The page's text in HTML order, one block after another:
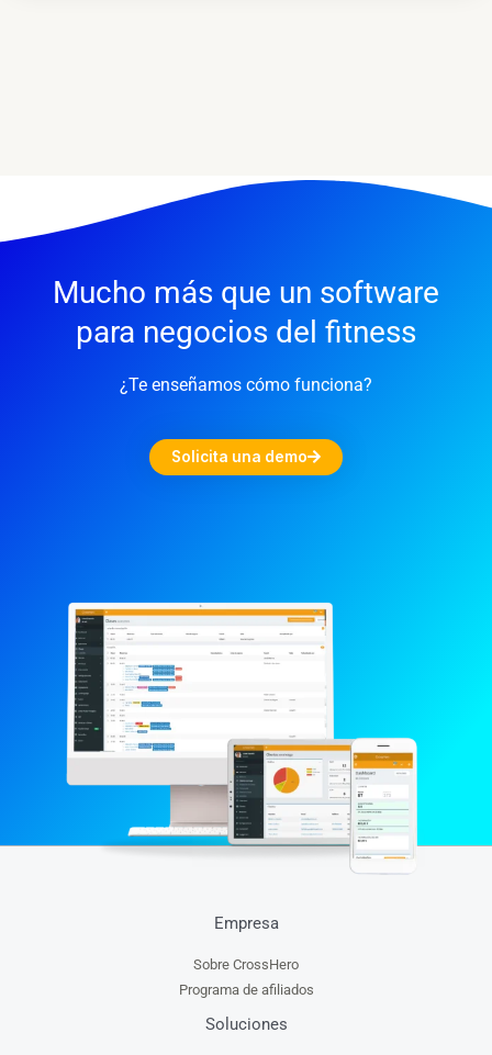
Mucho más que un software
para negocios del fitness
¿Te enseñamos cómo funciona?
Solicita una demo
Empresa
Sobre CrossHero
Programa de afiliados
Soluciones